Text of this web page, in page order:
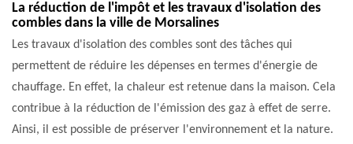
La réduction de l'impôt et les travaux d'isolation des
combles dans la ville de Morsalines
Les travaux d'isolation des combles sont des tâches qui
permettent de réduire les dépenses en termes d'énergie de
chauffage. En effet, la chaleur est retenue dans la maison. Cela
contribue à la réduction de l'émission des gaz à effet de serre.
Ainsi, il est possible de préserver l'environnement et la nature.